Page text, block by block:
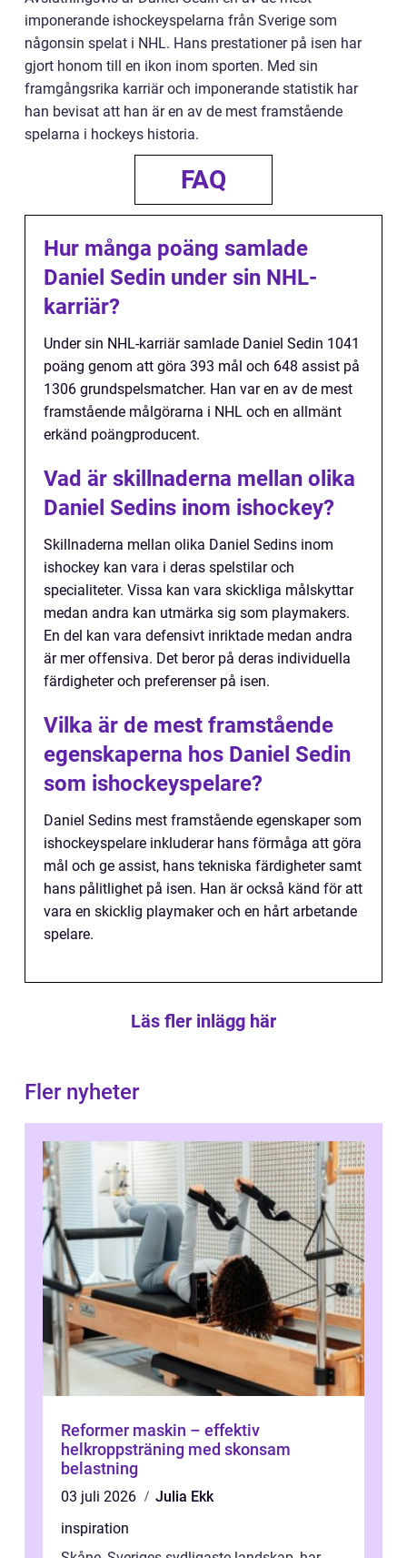
imponerande ishockeyspelarna från Sverige som
någonsin spelat i NHL. Hans prestationer på isen har
gjort honom till en ikon inom sporten. Med sin
framgångsrika karriär och imponerande statistik har
han bevisat att han är en av de mest framstående
spelarna i hockeys historia.
FAQ
Hur många poäng samlade
Daniel Sedin under sin NHL-
karriär?
Under sin NHL-karriär samlade Daniel Sedin 1041
poäng genom att göra 393 mål och 648 assist på
1306 grundspelsmatcher. Han var en av de mest
framstående målgörarna i NHL och en allmänt
erkänd poängproducent.
Vad är skillnaderna mellan olika
Daniel Sedins inom ishockey?
Skillnaderna mellan olika Daniel Sedins inom
ishockey kan vara i deras spelstilar och
specialiteter. Vissa kan vara skickliga målskyttar
medan andra kan utmärka sig som playmakers.
En del kan vara defensivt inriktade medan andra
är mer offensiva. Det beror på deras individuella
färdigheter och preferenser på isen.
Vilka är de mest framstående
egenskaperna hos Daniel Sedin
som ishockeyspelare?
Daniel Sedins mest framstående egenskaper som
ishockeyspelare inkluderar hans förmåga att göra
mål och ge assist, hans tekniska färdigheter samt
hans pålitlighet på isen. Han är också känd för att
vara en skicklig playmaker och en hårt arbetande
spelare.
Läs fler inlägg här
Fler nyheter
Reformer maskin – effektiv
helkroppsträning med skonsam
belastning
03 juli 2026
Julia Ekk
inspiration